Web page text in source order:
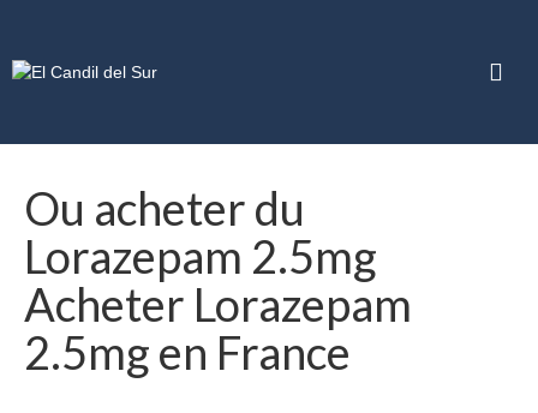
Ou acheter du
Lorazepam 2.5mg
Acheter Lorazepam
2.5mg en France